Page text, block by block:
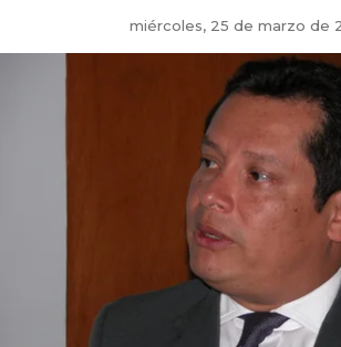
miércoles, 25 de marzo de